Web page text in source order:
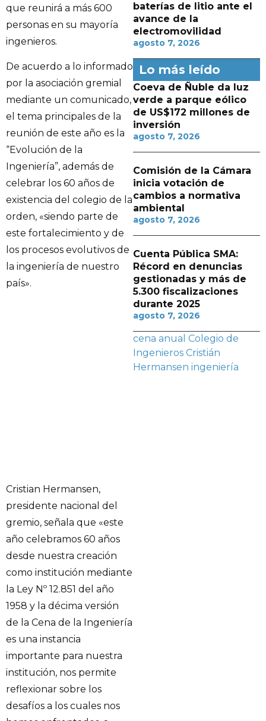
que reunirá a más 600
personas en su mayoría
ingenieros.
De acuerdo a lo informado
por la asociación gremial
mediante un comunicado,
el tema principales de la
reunión de este año es la
“Evolución de la
Ingeniería”, además de
celebrar los 60 años de
existencia del colegio de la
orden, «siendo parte de
este fortalecimiento y de
los procesos evolutivos de
la ingeniería de nuestro
país».
Cristian Hermansen,
presidente nacional del
gremio, señala que «este
año celebramos 60 años
desde nuestra creación
como institución mediante
la Ley Nº 12.851 del año
1958 y la décima versión
de la Cena de la Ingeniería
es una instancia
importante para nuestra
institución, nos permite
reflexionar sobre los
desafíos a los cuales nos
baterías de litio ante el
avance de la
electromovilidad
agosto 7, 2026
Lo más leído
Coeva de Ñuble da luz
verde a parque eólico
de US$172 millones de
inversión
agosto 7, 2026
Comisión de la Cámara
inicia votación de
cambios a normativa
ambiental
agosto 7, 2026
Cuenta Pública SMA:
Récord en denuncias
gestionadas y más de
5.300 fiscalizaciones
durante 2025
agosto 7, 2026
cena anual Colegio de
Ingenieros Cristián
Hermansen ingeniería